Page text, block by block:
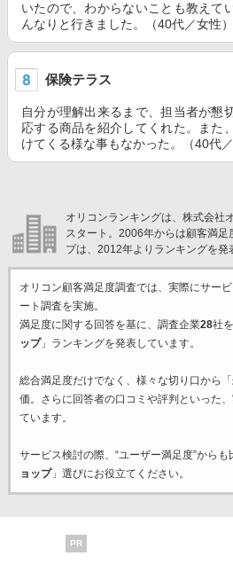
いたので、わからないことも教えて
んなりと行きました。（40代／女性）
保険テラス
自分が理解出来るまで、担当者が懇
応する商品を紹介してくれた。また
けてくる様な事もなかった。（40代／
オリコンランキングは、株式会社
スタート。2006年からは顧客満
プは、2012年よりランキングを発
オリコン顧客満足度調査では、実際にサー
ート調査を実施。
満足度に関する回答を基に、調査企業28社
ップ」ランキングを発表しています。
総合満足度だけでなく、様々な切り口から「
価。さらに回答者の口コミや評判といった
ています。
サービス検討の際、“ユーザー満足度”からも
ョップ」選びにお役立てください。
PR